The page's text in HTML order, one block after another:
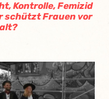
Kontrolle, Femizid
schützt Frauen vor